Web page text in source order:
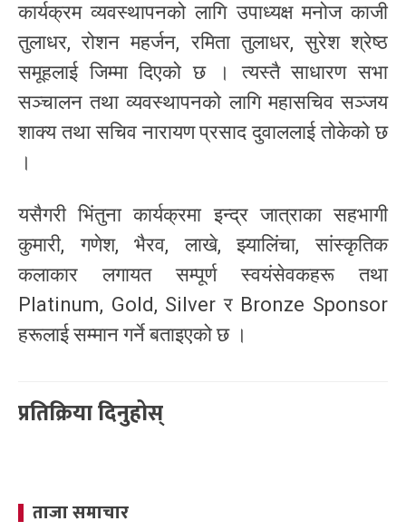
कार्यक्रम व्यवस्थापनको लागि उपाध्यक्ष मनोज काजी
तुलाधर, रोशन महर्जन, रमिता तुलाधर, सुरेश श्रेष्ठ
समूहलाई जिम्मा दिएको छ । त्यस्तै साधारण सभा
सञ्चालन तथा व्यवस्थापनको लागि महासचिव सञ्जय
शाक्य तथा सचिव नारायण प्रसाद दुवाललाई तोकेको छ
।
यसैगरी भिंतुना कार्यक्रमा इन्द्र जात्राका सहभागी
कुमारी, गणेश, भैरव, लाखे, झ्यालिंचा, सांस्कृतिक
कलाकार लगायत सम्पूर्ण स्वयंसेवकहरू तथा
Platinum, Gold, Silver र Bronze Sponsor
हरूलाई सम्मान गर्ने बताइएको छ ।
प्रतिक्रिया दिनुहोस्
ताजा समाचार